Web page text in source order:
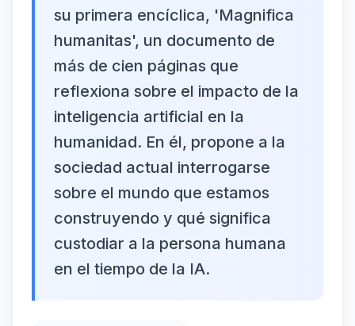
su primera encíclica, 'Magnifica
humanitas', un documento de
más de cien páginas que
reflexiona sobre el impacto de la
inteligencia artificial en la
humanidad. En él, propone a la
sociedad actual interrogarse
sobre el mundo que estamos
construyendo y qué significa
custodiar a la persona humana
en el tiempo de la IA.